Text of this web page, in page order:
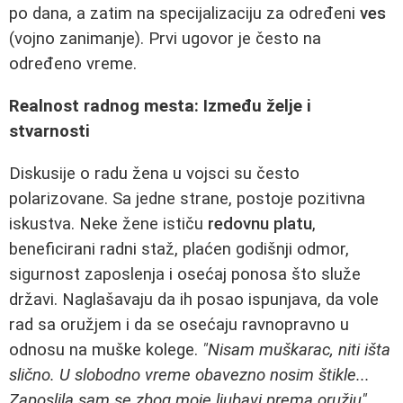
po dana, a zatim na specijalizaciju za određeni ves
(vojno zanimanje). Prvi ugovor je često na
određeno vreme.
Realnost radnog mesta: Između želje i
stvarnosti
Diskusije o radu žena u vojsci su često
polarizovane. Sa jedne strane, postoje pozitivna
iskustva. Neke žene ističu redovnu platu,
beneficirani radni staž, plaćen godišnji odmor,
sigurnost zaposlenja i osećaj ponosa što služe
državi. Naglašavaju da ih posao ispunjava, da vole
rad sa oružjem i da se osećaju ravnopravno u
odnosu na muške kolege. "Nisam muškarac, niti išta
slično. U slobodno vreme obavezno nosim štikle...